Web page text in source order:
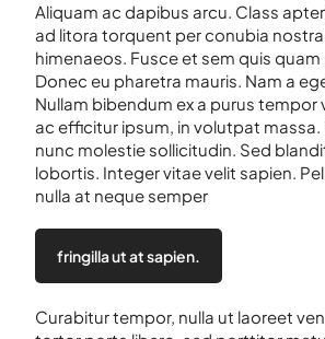
Aliquam ac dapibus arcu. Class
ad litora torquent per conubia
himenaeos. Fusce et sem quis
Donec eu pharetra mauris. Nam a
Nullam bibendum ex a purus tempor
ac efficitur ipsum, in volutpat massa.
nunc molestie sollicitudin. Sed
lobortis. Integer vitae velit sapien.
nulla at neque semper
fringilla ut at sapien.
Curabitur tempor, nulla ut laoreet